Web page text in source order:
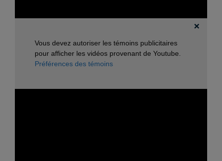
Vous devez autoriser les témoins publicitaires
pour afficher les vidéos provenant de Youtube.
Préférences des témoins